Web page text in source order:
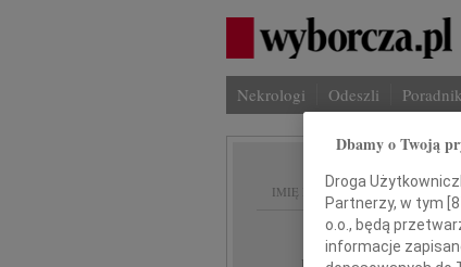
Nekrologi Odeszli
IMIĘ I NAZWISKO:
REGION: Gdańsk
DATA EMISJI: 09.01.2018
Dbamy o Twoją
Droga
Partnerzy, w tym [
o.o., będą
informacje